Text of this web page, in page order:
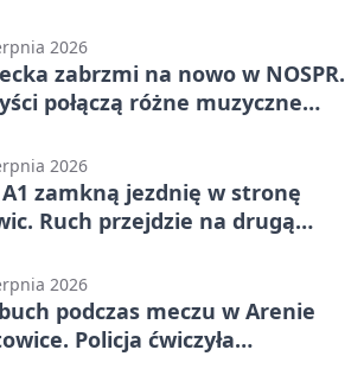
2026
zabrzmi na nowo w NOSPR.
połączą różne muzyczne
2026
zamkną jezdnię w stronę
Ruch przejdzie na drugą
2026
podczas meczu w Arenie
Policja ćwiczyła